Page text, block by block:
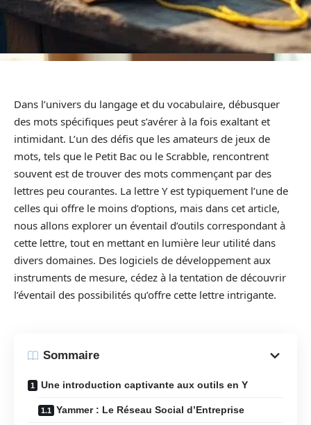
Dans l’univers du langage et du vocabulaire, débusquer
des mots spécifiques peut s’avérer à la fois exaltant et
intimidant. L’un des défis que les amateurs de jeux de
mots, tels que le Petit Bac ou le Scrabble, rencontrent
souvent est de trouver des mots commençant par des
lettres peu courantes. La lettre Y est typiquement l’une de
celles qui offre le moins d’options, mais dans cet article,
nous allons explorer un éventail d’outils correspondant à
cette lettre, tout en mettant en lumière leur utilité dans
divers domaines. Des logiciels de développement aux
instruments de mesure, cédez à la tentation de découvrir
l’éventail des possibilités qu’offre cette lettre intrigante.
Sommaire
Une introduction captivante aux outils en Y
Yammer : Le Réseau Social d’Entreprise